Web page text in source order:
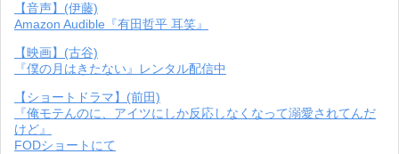
【音声】(伊藤)
Amazon Audible『有田哲平 耳笑』
【映画】(古谷)
『僕の月はきたない』レンタル配信中
【ショートドラマ】(前田)
『俺モテんのに、アイツにしか反応しなくなって溺愛されてんだ
けど』
FODショートにて